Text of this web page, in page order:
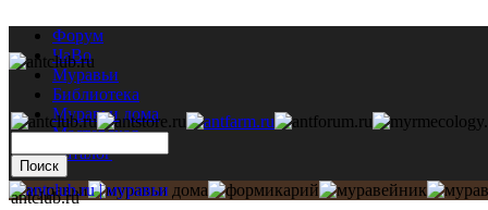
Форум
ЧаВо
Муравьи
Библиотека
Муравьи дома
Мастерская
Каталог
antclub.ru